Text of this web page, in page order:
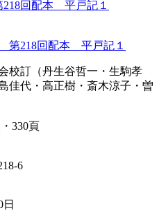
第218回配本 平戸記１
校訂（丹生谷哲一・生駒孝
佳代・高正樹・斎木涼子・曽
330頁
6